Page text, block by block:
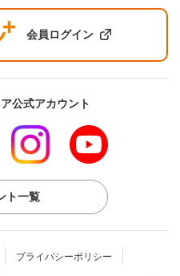
会員ログイン
公式アカウント
ト一覧
プライバシーポリシー